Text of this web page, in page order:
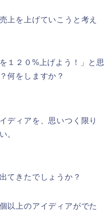
上を上げていこうと考え
１２０%上げよう！」と思
何をしますか？
ディアを、思いつく限り
。
てきたでしょうか？
以上のアイディアがでた